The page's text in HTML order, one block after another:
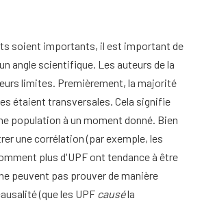
soient importants, il est important de
angle scientifique. Les auteurs de la
limites. Premièrement, la majorité
étaient transversales. Cela signifie
population à un moment donné. Bien
une corrélation (par exemple, les
plus d'UPF ont tendance à être
peuvent pas prouver de manière
(que les UPF causéla